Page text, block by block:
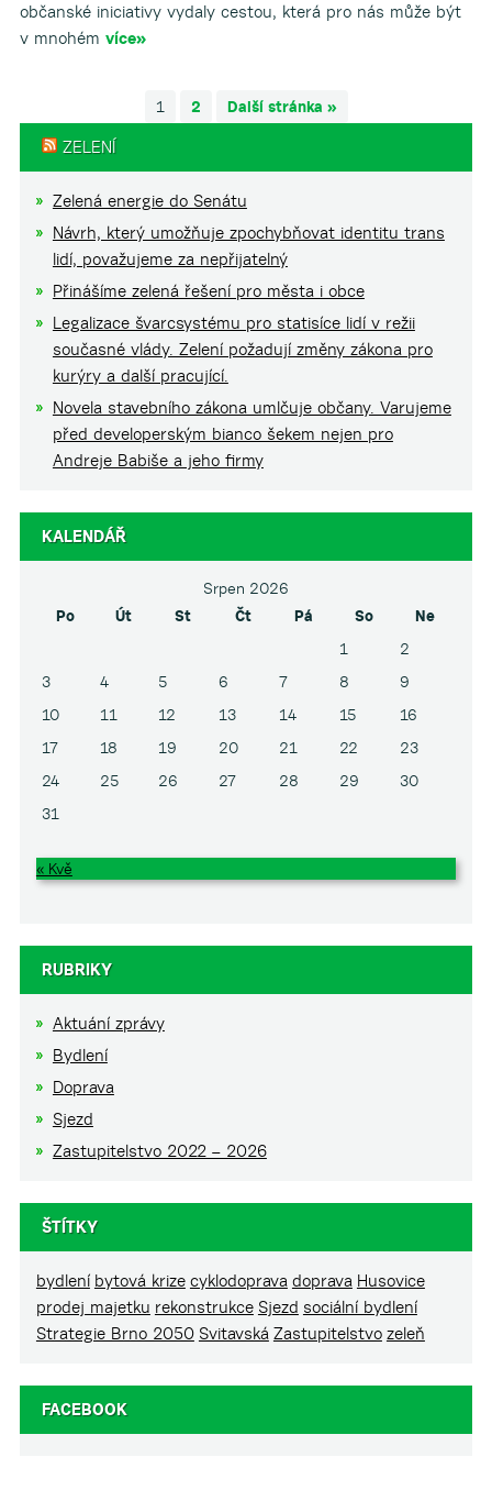
občanské iniciativy vydaly cestou, která pro nás může být
v mnohém více»
1 2 Další stránka »
ZELENÍ
Zelená energie do Senátu
Návrh, který umožňuje zpochybňovat identitu trans
lidí, považujeme za nepřijatelný
Přinášíme zelená řešení pro města i obce
Legalizace švarcsystému pro statisíce lidí v režii
současné vlády. Zelení požadují změny zákona pro
kurýry a další pracující.
Novela stavebního zákona umlčuje občany. Varujeme
před developerským bianco šekem nejen pro
Andreje Babiše a jeho firmy
KALENDÁŘ
Srpen 2026
Po
Út St Čt Pá So
Ne
1
2
3
4 5 6 7 8
9
10
11 12 13 14 15
16
17
18 19 20 21 22
23
24
25 26 27 28 29
30
31
« Kvě
RUBRIKY
Aktuání zprávy
Bydlení
Doprava
Sjezd
Zastupitelstvo 2022 – 2026
ŠTÍTKY
bydlení bytová krize cyklodoprava doprava Husovice
prodej majetku rekonstrukce Sjezd sociální bydlení
Strategie Brno 2050 Svitavská Zastupitelstvo zeleň
FACEBOOK